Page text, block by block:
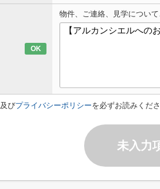
OK
物件、ご連絡、見学につい
及びプライバシーポリシーを必ずお読みくだ
未入力